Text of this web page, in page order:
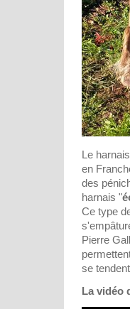
Le
en
des
harnais "
Ce type
Pierre
se
La vidéo